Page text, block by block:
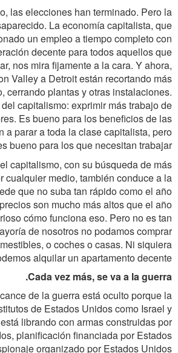
las elecciones han terminado. Pero la
La economía capitalista, que
un empleo a tiempo completo con
decente para todos aquellos que
nos mira fijamente a la cara. Y ahora,
Valley a Detroit están recortando más
cerrando plantas y otras instalaciones.
capitalismo: exprimir más trabajo de
Es bueno para los beneficios de las
a parar a toda la clase capitalista, pero
bueno para los que necesitan trabajar.
capitalismo, con su búsqueda de más
cualquier medio, también conduce a la
que no suba tan rápido como el año
son mucho más altos que el año
cómo funciona eso. Pero no es tan
de nosotros no podamos comprar
o coches o casas. Ni siquiera
alquilar un apartamento decente.
Cada vez más, se va a la guerra.
de la guerra está oculto porque la
de Estados Unidos como Israel y
librando con armas construidas por
planificación financiada por Estados
organizado por Estados Unidos.